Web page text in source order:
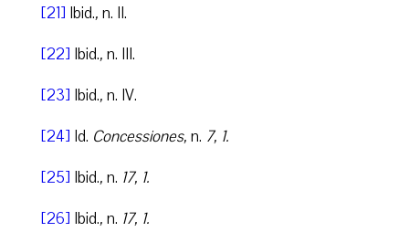
[21] Ibid., n. II.
[22] Ibid., n. III.
[23] Ibid., n. IV.
[24] Id. Concessiones, n. 7, 1.
[25] Ibid., n. 17, 1.
[26] Ibid., n. 17, 1.